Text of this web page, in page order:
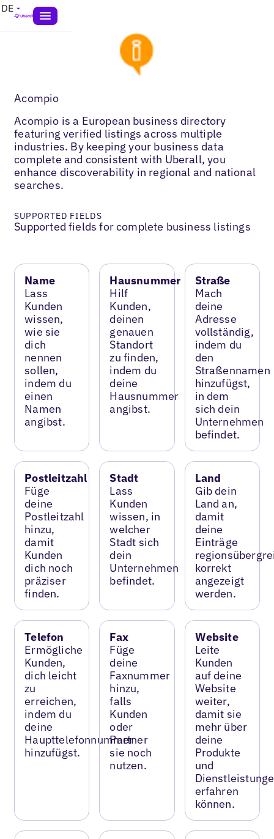
DE
Acompio
Acompio is a European business directory
featuring verified listings across multiple
industries. By keeping your business data
complete and consistent with Uberall, you
enhance discoverability in regional and national
searches.
SUPPORTED FIELDS
Supported fields for complete business listings
Name
Lass
Kunden
wissen,
wie sie
dich
nennen
sollen,
indem du
einen
Namen
angibst.
Hausnummer
Hilf
Kunden,
deinen
genauen
Standort
zu finden,
indem du
deine
Hausnummer
angibst.
Straße
Mach
deine
Adresse
vollständig,
indem du
den
Straßennamen
hinzufügst,
in dem
sich dein
Unternehmen
befindet.
Postleitzahl
Füge
deine
Postleitzahl
hinzu,
damit
Kunden
dich noch
präziser
finden.
Stadt
Lass
Kunden
wissen, in
welcher
Stadt sich
dein
Unternehmen
befindet.
Land
Gib dein
Land an,
damit
deine
Einträge
korrekt
angezeigt
werden.
Telefon
Ermögliche
Kunden,
dich leicht
zu
erreichen,
indem du
deine
Haupttelefonnummer
hinzufügst.
Fax
Füge
deine
Faxnummer
hinzu,
falls
Kunden
oder
Partner
sie noch
nutzen.
Website
Leite
Kunden
auf deine
Website
weiter,
damit sie
mehr über
deine
Produkte
und
erfahren
können.